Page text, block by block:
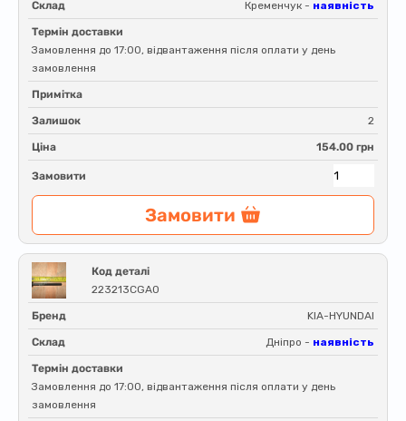
Склад Кременчук - наявність
Термін доставки
Замовлення до 17:00, відвантаження після оплати у день
замовлення
Примітка
Залишок 2
Ціна 154.00 грн
Замовити
Замовити
Код деталі
223213CGA0
Бренд KIA-HYUNDAI
Склад Дніпро - наявність
Термін доставки
Замовлення до 17:00, відвантаження після оплати у день
замовлення